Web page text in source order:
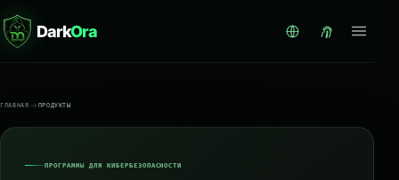
DarkOra
ГЛАВНАЯ ПРОДУКТЫ
ПРОГРАММЫ ДЛЯ КИБЕРБЕЗОПАСНОСТИ